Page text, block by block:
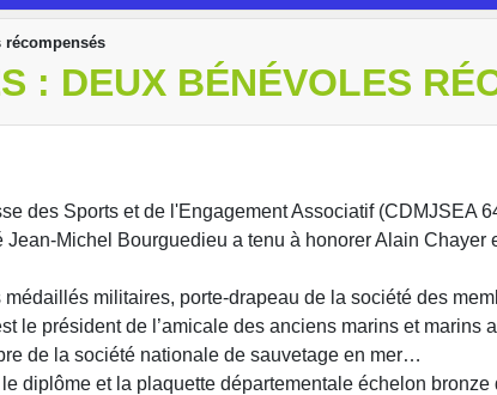
récompensés
: DEUX BÉNÉVOLES
des Sports et de l'Engagement Associatif (CDMJSEA
Michel Bourguedieu a tenu à honorer Alain Chayer
militaires, porte-drapeau de la société des
le président de l’amicale des anciens marins et marins
de la société nationale de sauvetage en mer…
diplôme et la plaquette départementale échelon bronze